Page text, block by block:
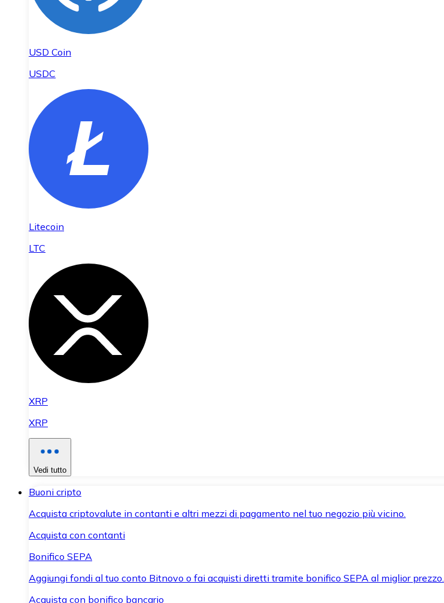
USD Coin
USDC
Litecoin
LTC
XRP
XRP
Vedi tutto
Buoni cripto
Acquista criptovalute in contanti e altri mezzi di pagamento nel tuo negozio più vicino.
Acquista con contanti
Bonifico SEPA
Aggiungi fondi al tuo conto Bitnovo o fai acquisti diretti tramite bonifico SEPA al miglior prezzo.
Acquista con bonifico bancario